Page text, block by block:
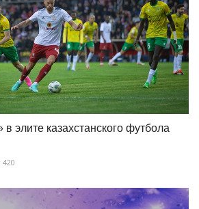
в элите казахстанского футбола
420